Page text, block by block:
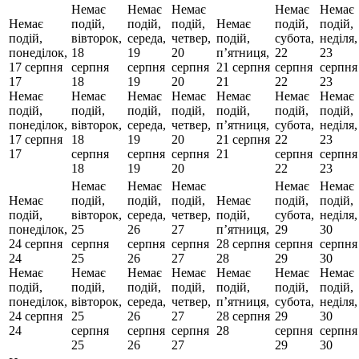
Немає
подій,
понеділок,
17 серпня
17
Немає
подій,
понеділок,
17 серпня
17
Немає
подій,
вівторок,
18
серпня
18
Немає
подій,
вівторок,
18
серпня
18
Немає
подій,
середа,
19
серпня
19
Немає
подій,
середа,
19
серпня
19
Немає
подій,
четвер,
20
серпня
20
Немає
подій,
четвер,
20
серпня
20
Немає
подій,
пʼятниця,
21 серпня
21
Немає
подій,
пʼятниця,
21 серпня
21
Немає
подій,
субота,
22
серпня
22
Немає
подій,
субота,
22
серпня
22
Немає
подій,
неділя,
23
серпня
23
Немає
подій,
неділя,
23
серпня
23
Немає
подій,
понеділок,
24 серпня
24
Немає
подій,
понеділок,
24 серпня
24
Немає
подій,
вівторок,
25
серпня
25
Немає
подій,
вівторок,
25
серпня
25
Немає
подій,
середа,
26
серпня
26
Немає
подій,
середа,
26
серпня
26
Немає
подій,
четвер,
27
серпня
27
Немає
подій,
четвер,
27
серпня
27
Немає
подій,
пʼятниця,
28 серпня
28
Немає
подій,
пʼятниця,
28 серпня
28
Немає
подій,
субота,
29
серпня
29
Немає
подій,
субота,
29
серпня
29
Немає
подій,
неділя,
30
серпня
30
Немає
подій,
неділя,
30
серпня
30